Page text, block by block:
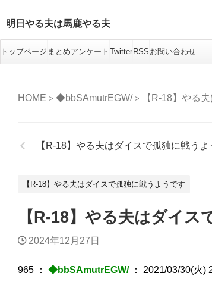
明日やる夫は馬鹿やる夫
トップページ まとめアンケート Twitter RSS お問い合わせ
HOME > ◆bbSAmutrEGW/ > 【R-18】やる
【R-18】やる夫はダイスで孤独に戦う
【R-18】やる夫はダイスで孤独に戦うようです
【R-18】やる夫はダイ
2024年12月27日
965 ： ◆bbSAmutrEGW/： 2021/03/30(火)